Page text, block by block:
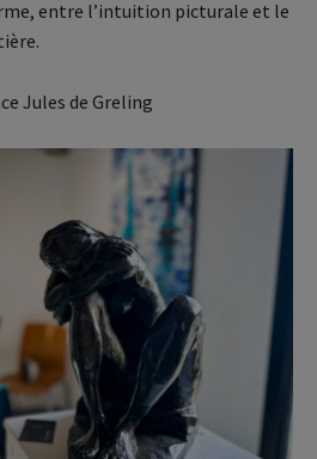
entre l’intuition picturale et le
Jules de Greling